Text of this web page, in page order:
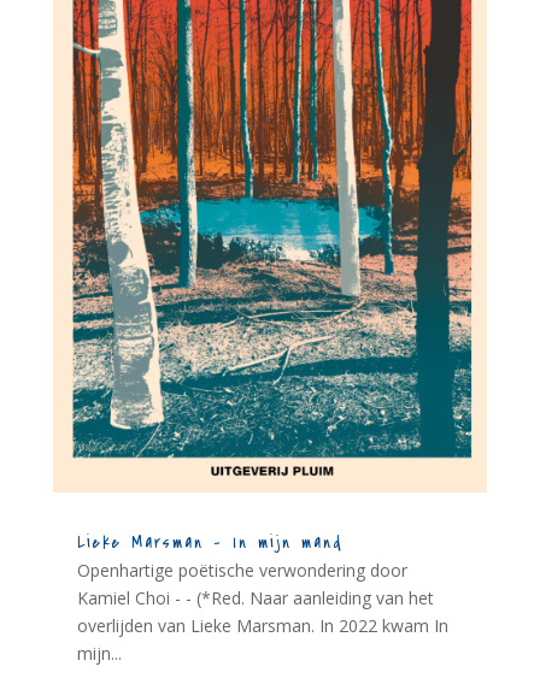
Lieke Marsman – In mijn mand
Openhartige poëtische verwondering door
Kamiel Choi - - (*Red. Naar aanleiding van het
overlijden van Lieke Marsman. In 2022 kwam In
mijn...